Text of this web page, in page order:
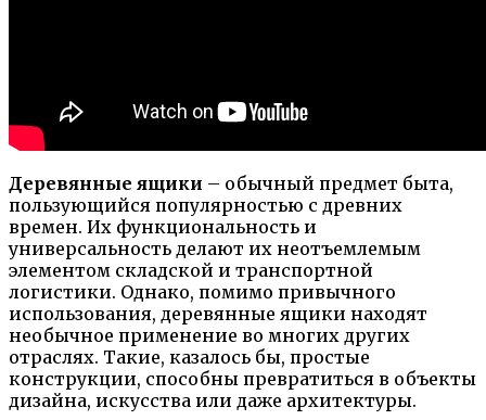
Деревянные ящики – обычный предмет быта,
пользующийся популярностью с древних
времен. Их функциональность и
универсальность делают их неотъемлемым
элементом складской и транспортной
логистики. Однако, помимо привычного
использования, деревянные ящики находят
необычное применение во многих других
отраслях. Такие, казалось бы, простые
конструкции, способны превратиться в объекты
дизайна, искусства или даже архитектуры.